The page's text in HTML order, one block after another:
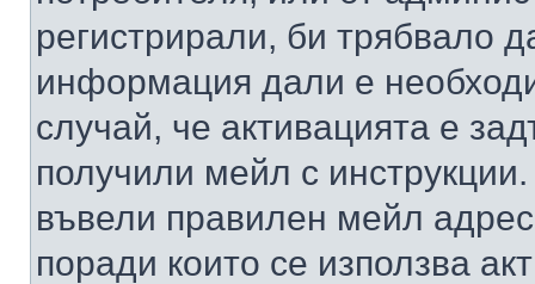
регистрирали, би трябвало
информация дали е
случай, че активацията е
получили мейл с
въвели правилен мейл
поради които се използва